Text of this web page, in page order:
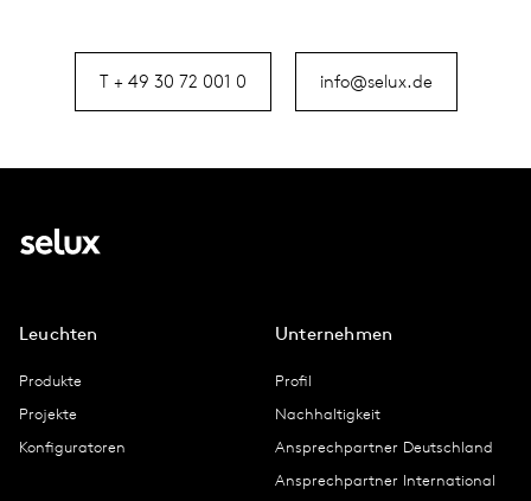
T + 49 30 72 001 0 info@selux.de
Leuchten
Produkte
Projekte
Konfiguratoren
Unternehmen
Profil
Nachhaltigkeit
Ansprechpartner Deutschland
Ansprechpartner International